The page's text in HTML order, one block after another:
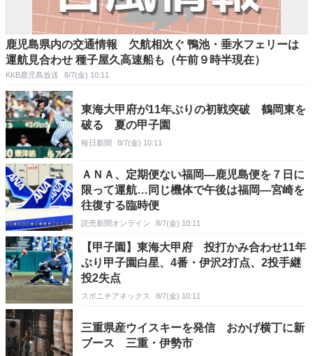
鹿児島県内の交通情報 欠航相次ぐ 鴨池・垂水フェリーは
運航見合わせ 種子屋久高速船も（午前９時半現在）
KKB鹿児島放送 8/7(金) 10:11
東海大甲府が11年ぶりの初戦突破 鶴岡東を
破る 夏の甲子園
毎日新聞 8/7(金) 10:11
ＡＮＡ、定期便ない福岡―鹿児島便を７日に
限って運航…同じ機体で午後は福岡―宮崎を
往復する臨時便
読売新聞オンライン 8/7(金) 10:11
【甲子園】東海大甲府 投打かみ合わせ11年
ぶり甲子園白星、4番・伊沢2打点、2投手継
投2失点
スポニチアネックス 8/7(金) 10:11
三重県産ウイスキーを発信 おかげ横丁に新
ブース 三重・伊勢市